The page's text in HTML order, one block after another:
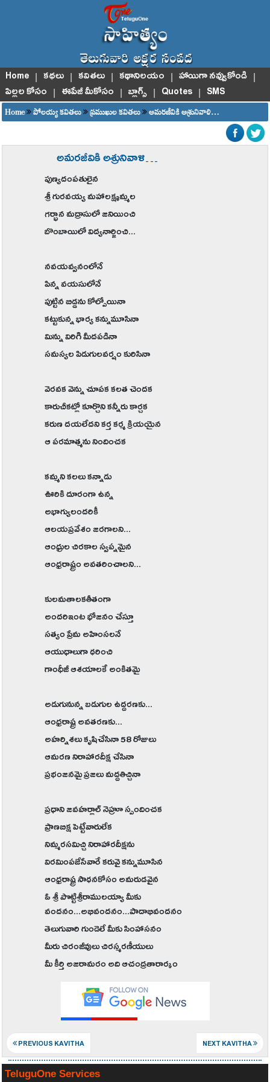
Home | కథలు | కవితలు | కథానిలయం | హాయిగా నవ్వుకోండి |
పిల్లల కోసం | ఈపేజీ మీకోసం | బ్లాగ్స్ | Quotes | SMS
Home పోలయ్య కవితలు ప్రముఖుల కవితలు అమరజీవికి అశ్రునివాళి…
అమరజీవికి అశ్రునివాళి…
పుణ్యదంపతులైన
శ్రీ గురవయ్య మహాలక్ష్మమ్మల
గర్భాన మద్రాసులో జనియించి
బొంబాయిలో విద్యనార్జించి...
నవయవ్వనంలోనే
పిన్న వయసులోనే
పుట్టిన బిడ్డను కోల్పోయినా
కట్టుకున్న భార్య కన్నుమూసినా
మిన్ను విరిగి మీదపడినా
సమస్యల పిడుగులవర్షం కురిసినా
వెరవక వెన్ను చూపక కలత చెందక
కారుచీకట్లో కూర్చొని కన్నీరు కార్చక
కరుణ దయలేదని కర్త కర్మ క్రియయైన
ఆ పరమాత్మను నిందించక
కమ్మని కలలు కన్నాడు
ఊరికి దూరంగా ఉన్న
అభాగ్యులందరికీ
ఆలయప్రవేశం జరగాలని...
ఆంధ్రుల చిరకాల స్వప్నమైన
ఆంధ్రరాష్ట్రం అవతరించాలని...
కులమతాలకతీతంగా
అందరిఇంట భోజనం చేస్తూ
సత్యం ప్రేమ అహింసలనే
ఆయుధాలుగా ధరించి
గాంధీజీ ఆశయాలకే అంకితమై
అడుగునున్న బడుగుల ఉద్దరణకు...
ఆంధ్రరాష్ట్ర అవతరణకు...
అహర్నిశలు కృషిచేసినా 58 రోజులు
ఆమరణ నిరాహారదీక్ష చేసినా
ప్రభంజనమై ప్రజలు మద్దతిచ్చినా
ప్రధాని జవహర్లాల్ నెహ్రూ స్పందించక
ప్రాణబిక్ష ‌పెట్టేవారులేక
నిమ్మరసమిచ్చి నిరాహారదీక్షను
విరమింపజేసేవారే కరువై కన్నుమూసిన
ఆంధ్రరాష్ట్ర సాధనకోసం అమరుడవైన
ఓ శ్రీ పొట్టిశ్రీరాములయ్యా మీకు
వందనం...అభివందనం...పాదాభివందనం
తెలుగువారి గుండెలే మీకు సింహాసనం
మీరు చిరంజీవులు చిరస్మరణీయులు
మీ కీర్తి అజరామరం అది ఆచంద్రతారార్కం
PREVIOUS KAVITHA NEXT KAVITHA
TeluguOne Services